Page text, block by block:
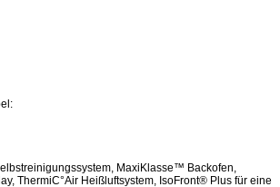
MaxiKlasse™ Backofen,
ThermiC°Air Heißluftsystem, IsoFront® Plus für eine